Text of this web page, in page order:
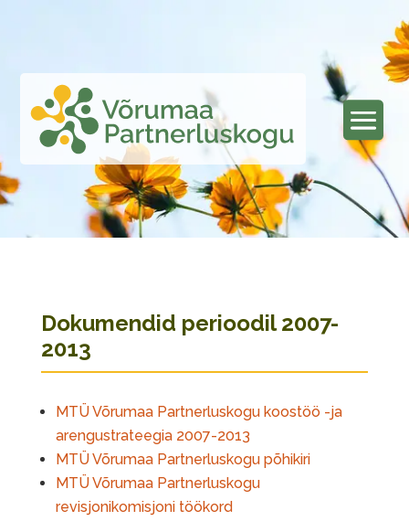
Dokumendid perioodil 2007-
2013
MTÜ Võrumaa Partnerluskogu koostöö -ja
arengustrateegia 2007-2013
MTÜ Võrumaa Partnerluskogu põhikiri
MTÜ Võrumaa Partnerluskogu
revisjonikomisjoni töökord